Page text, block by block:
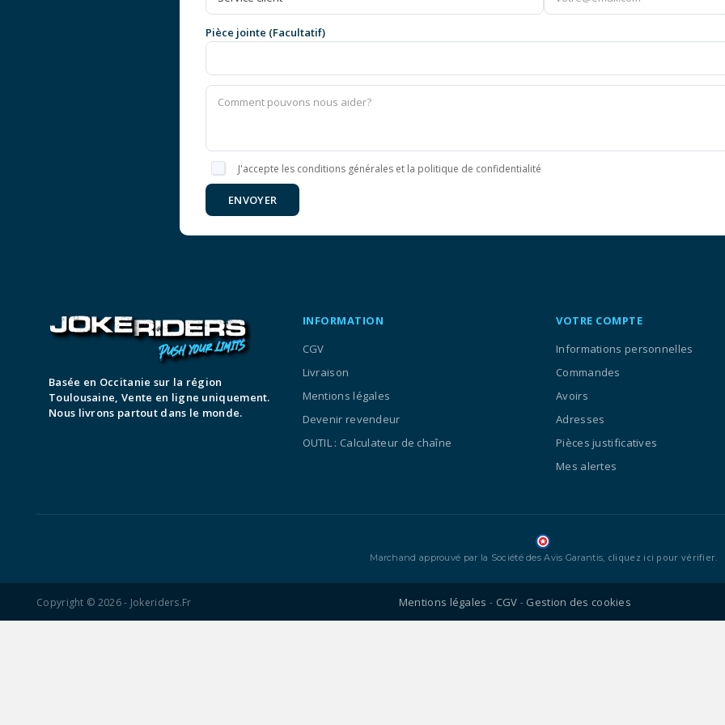
Pièce jointe (Facultatif)
J'accepte les conditions générales et la politique de confidentialité
ENVOYER
Basée en Occitanie sur la région
Toulousaine, Vente en ligne uniquement.
Nous livrons partout dans le monde.
INFORMATION
CGV
Livraison
Mentions légales
Devenir revendeur
OUTIL : Calculateur de chaîne
VOTRE COMPTE
Informations personnelles
Commandes
Avoirs
Adresses
Pièces justificatives
Mes alertes
Marchand approuvé par la Société des Avis Garantis, cliquez ici pour vérifier.
Copyright © 2026 - Jokeriders.fr Mentions légales - CGV - Gestion des cookies